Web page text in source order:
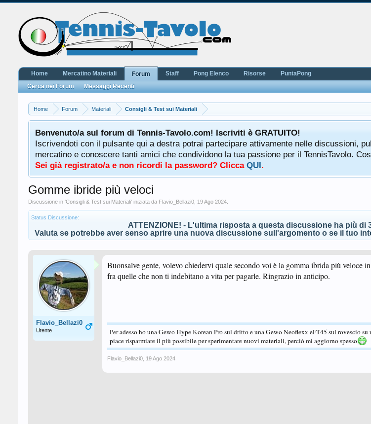
Home Forum Materiali Consigli & Test sui Materiali
Benvenuto/a sul forum di Tennis-Tavolo.com! Iscriviti è GRATUITO!
Iscrivendoti con il pulsante qui a destra potrai partecipare attivamente nelle discussioni,
mercatino e conoscere tanti amici che condividono la tua passione per il TennisTavolo.
Sei già registrato/a e non ricordi la password? Clicca QUI.
Gomme ibride più veloci
Discussione in 'Consigli & Test sui Materiali' iniziata da Flavio_Bellazi0 19 Ago 2024
Status Discussione:
ATTENZIONE! - L'ultima risposta a questa discussione ha più di
Valuta se potrebbe aver senso aprire una nuova discussione sull'argomento o se il tuo
Flavio_Bellazi0
Utente
Buonsalve gente, volevo chiedervi quale secondo voi è la gomma ibrida più veloce
fra quelle che non ti indebitano a vita per pagarle. Ringrazio in anticipo.
Per adesso ho una Gewo Hype Korean Pro sul dritto e una Gewo Neoflexx eFT45 sul rovescio
piace risparmiare il più possibile per sperimentare nuovi materiali, perciò mi aggiorno spesso
Flavio_Bellazi0 19 Ago 2024
Home Mercatino Materiali
Forum
Cerca nei Forum
Messaggi Recenti
Staff Pong Elenco Risorse PuntaPong